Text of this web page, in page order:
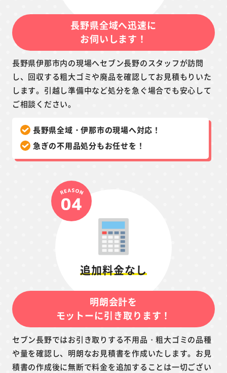
長野県全域へ迅速に
お伺いします！
長野県伊那市内の現場へセブン長野のスタッフが訪問
し、回収する粗大ゴミや廃品を確認してお見積もりいた
します。引越し準備中など処分を急ぐ場合でも安心して
ご相談ください。
長野県全域・伊那市の現場へ対応！
急ぎの不用品処分もお任せを！
追加料金なし
明朗会計を
モットーに引き取ります！
セブン長野ではお引き取りする不用品・粗大ゴミの品種
や量を確認し、明朗なお見積書を作成いたします。お見
積書の作成後に無断で料金を追加することは一切ござい